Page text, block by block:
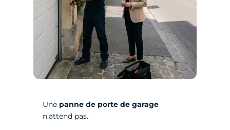
Une panne de porte de garage
n’attend pas.